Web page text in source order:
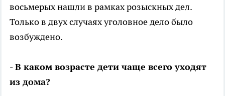
восьмерых нашли в рамках розыскных дел.
Только в двух случаях уголовное дело было
возбуждено.
- В каком возрасте дети чаще всего уходят
из дома?